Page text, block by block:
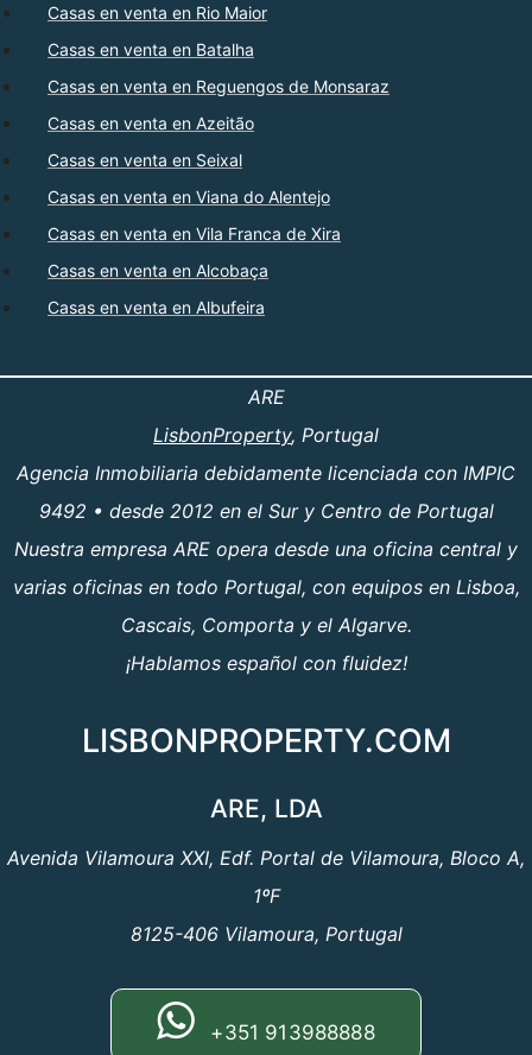
Casas en venta en Rio Maior
Casas en venta en Batalha
Casas en venta en Reguengos de Monsaraz
Casas en venta en Azeitão
Casas en venta en Seixal
Casas en venta en Viana do Alentejo
Casas en venta en Vila Franca de Xira
Casas en venta en Alcobaça
Casas en venta en Albufeira
ARE
LisbonProperty, Portugal
Agencia Inmobiliaria debidamente licenciada con IMPIC
9492 • desde 2012 en el Sur y Centro de Portugal
Nuestra empresa ARE opera desde una oficina central y
varias oficinas en todo Portugal, con equipos en Lisboa,
Cascais, Comporta y el Algarve.
¡Hablamos español con fluidez!
LISBONPROPERTY.COM
ARE, LDA
Avenida Vilamoura XXI, Edf. Portal de Vilamoura, Bloco A,
1ºF
8125-406 Vilamoura, Portugal
+351 913988888